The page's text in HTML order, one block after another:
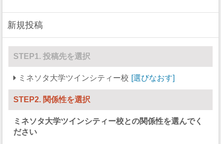
ボート 0 88
セーリング
ソフトボール 0 22
スカッシュ 0 0
競泳/飛び込み
新規投稿
STEP1. 投稿先を選択
ミネソタ大学ツインシティー校 選びなおす
STEP2. 関係性を選択
ミネソタ大学ツインシティー校との関係性を選んでく
ださい